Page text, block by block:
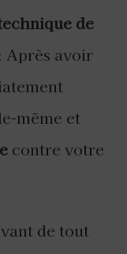
de
Après avoir
même et
contre votre
de tout